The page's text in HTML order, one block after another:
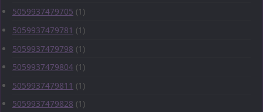
5059937479705 (1)
5059937479781 (1)
5059937479798 (1)
5059937479804 (1)
5059937479811 (1)
5059937479828 (1)